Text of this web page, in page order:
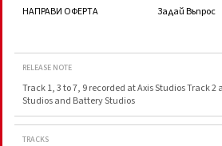
НАПРАВИ ОФЕРТА Задай Въпрос
RELEASE NOTE
Track 1, 3 to 7, 9 recorded at Axis Studios Track 2
Studios and Battery Studios
TRACKS